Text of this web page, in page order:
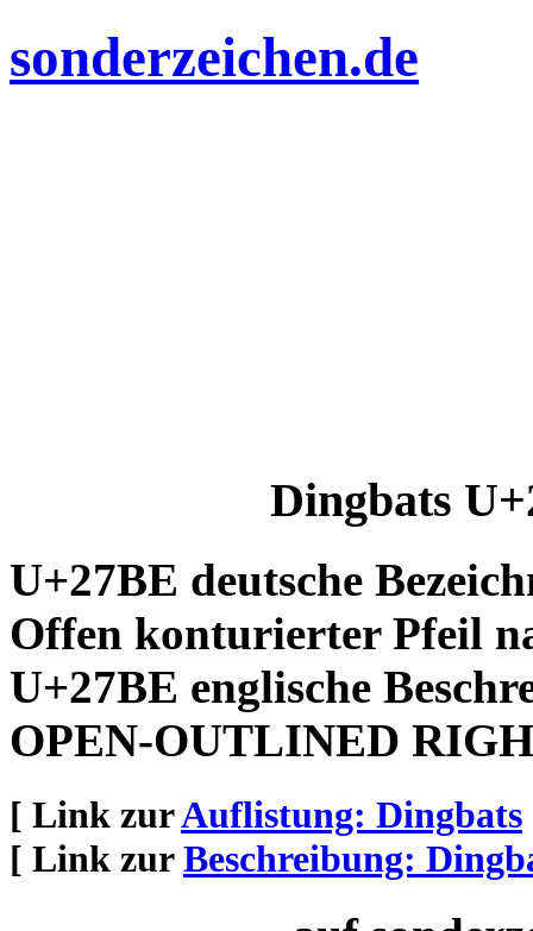
sonderzeichen.de
Dingbats
U+27BE deutsche
Offen konturierter Pfeil
U+27BE englische
OPEN-OUTLINED
[ Link zurAuflistung: Dingbats
[ Link zurBeschreibung: